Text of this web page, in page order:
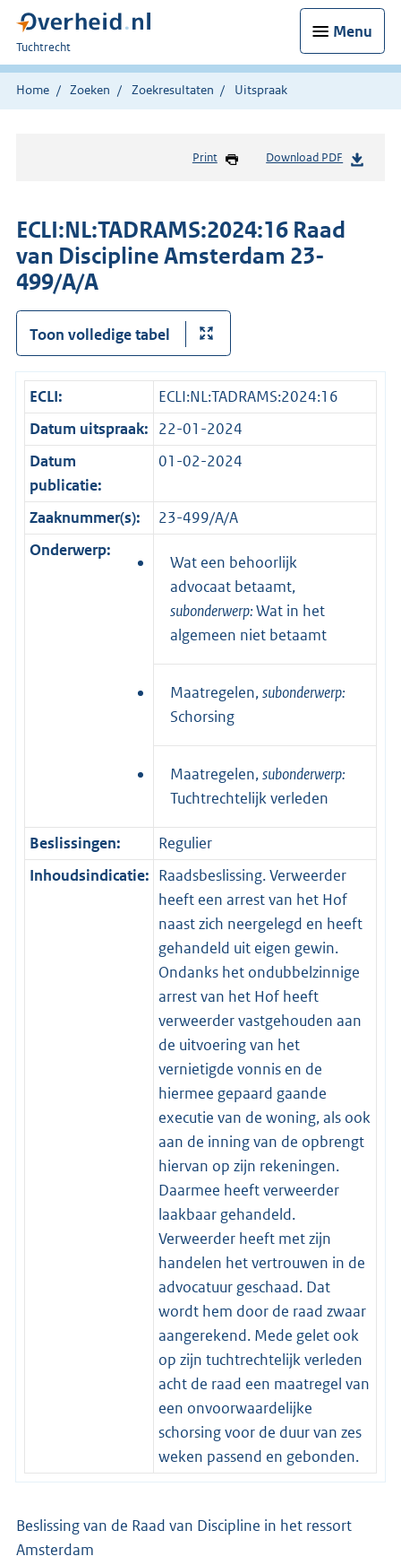
Menu
U
bent
hier:
Tuchtrecht
Home Zoeken Zoekresultaten Uitspraak
Print Download PDF
ECLI:NL:TADRAMS:2024:16 Raad
van Discipline Amsterdam 23-
499/A/A
Toon volledige tabel
ECLI:
ECLI:NL:TADRAMS:2024:16
Datum uitspraak: 22-01-2024
Datum
publicatie:
01-02-2024
Zaaknummer(s):
23-499/A/A
Onderwerp:
Wat een behoorlijk
advocaat betaamt,
subonderwerp:Wat in het
algemeen niet betaamt
Maatregelen,subonderwerp:
Schorsing
Maatregelen,subonderwerp:
Tuchtrechtelijk verleden
Beslissingen:
Regulier
Inhoudsindicatie: Raadsbeslissing. Verweerder
heeft een arrest van het Hof
naast zich neergelegd en heeft
gehandeld uit eigen gewin.
Ondanks het ondubbelzinnige
arrest van het Hof heeft
verweerder vastgehouden aan
de uitvoering van het
vernietigde vonnis en de
hiermee gepaard gaande
executie van de woning, als ook
aan de inning van de opbrengt
hiervan op zijn rekeningen.
Daarmee heeft verweerder
laakbaar gehandeld.
Verweerder heeft met zijn
handelen het vertrouwen in de
advocatuur geschaad. Dat
wordt hem door de raad zwaar
aangerekend. Mede gelet ook
op zijn tuchtrechtelijk verleden
acht de raad een maatregel van
een onvoorwaardelijke
schorsing voor de duur van zes
weken passend en gebonden.
Beslissing van de Raad van Discipline in het ressort
Amsterdam